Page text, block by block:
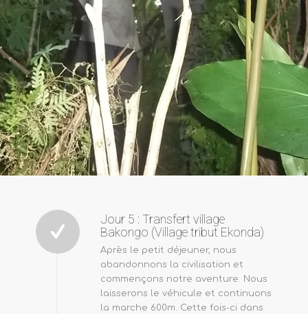
Jour 5 : Transfert village
Bakongo (Village tribut Ekonda)
Après le petit déjeuner, nous
abandonnons la civilisation et
commençons notre aventure. Nous
laisserons le véhicule et continuons
la marche 600m. Cette fois-ci dans